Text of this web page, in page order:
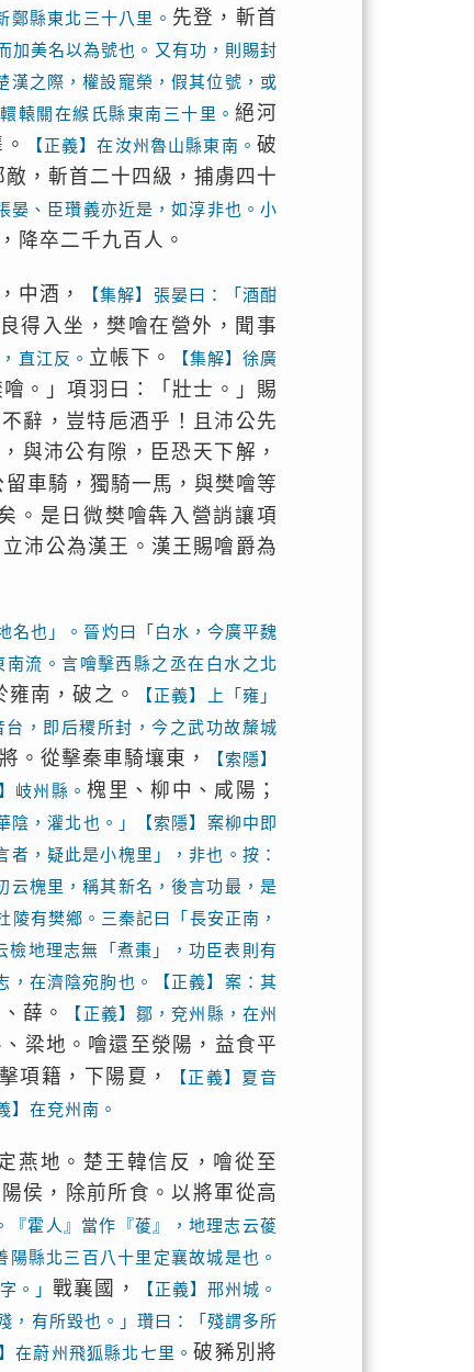
鄭縣東北三十八里。 先登，斬首
加美名以為號也。又有功，則賜封
漢之際，權設寵榮，假其位號，或
轅關在緱氏縣東南三十里。絕河
【正義】在汝州魯山縣東南。 破
敵，斬首二十四級，捕虜四十
晏、臣瓚義亦近是，如淳非也。小
降卒二千九百人。
中酒，
【集解】張晏曰：「酒酣
得入坐，樊噲在營外，聞事
直江反。 立帳下。
【集解】徐廣
。」項羽曰：「壯士。」賜
辭，豈特巵酒乎！且沛公先
與沛公有隙，臣恐天下解，
車騎，獨騎一馬，與樊噲等
。是日微樊噲犇入營誚讓項
沛公為漢王。漢王賜噲爵為
名也」。晉灼曰「白水，今廣平魏
流。言噲擊西縣之丞在白水之北
雍南，破之。
【正義】上「雍」
台，即后稷所封，今之武功故斄城
。從擊秦車騎壤東，
【索隱】
岐州縣。槐里、柳中、咸陽；
陰，灌北也。」【索隱】案柳中即
，疑此是小槐里」，非也。按：
云槐里，稱其新名，後言功最，是
陵有樊鄉。三秦記曰「長安正南，
檢地理志無「煮棗」，功臣表則有
，在濟陰宛朐也。【正義】案：其
薛。
【正義】鄒，兗州縣，在州
梁地。噲還至滎陽，益食平
項籍，下陽夏，
【正義】夏音
】在兗州南。
燕地。楚王韓信反，噲從至
侯，除前所食。以將軍從高
『霍人』當作『葰』，地理志云葰
陽縣北三百八十里定襄故城是也。
。」戰襄國， 【正義】邢州城。
，有所毀也。」瓚曰：「殘謂多所
】在蔚州飛狐縣北七里。破豨別將